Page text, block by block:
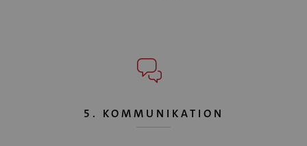
5. KOMMUNIKATION